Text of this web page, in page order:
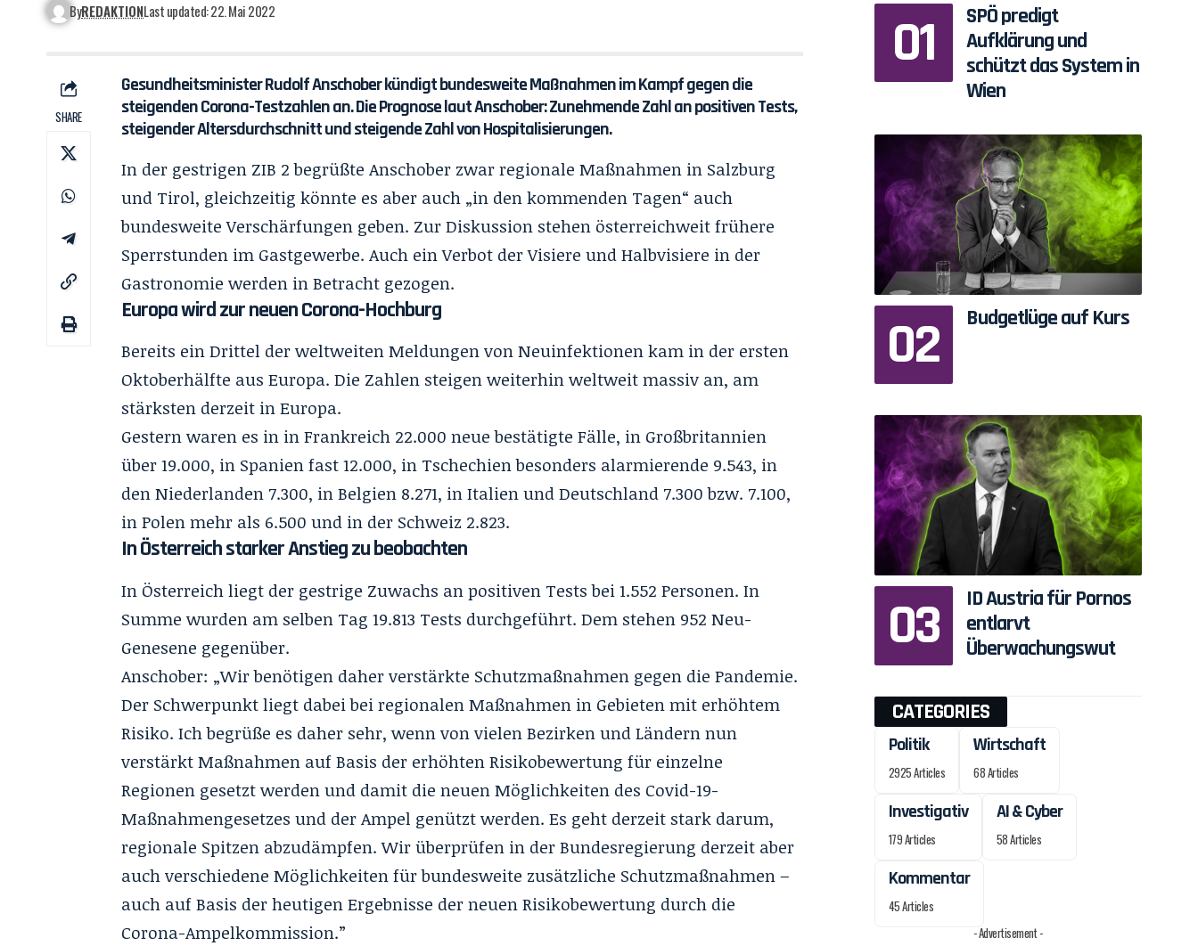
ByREDAKTIONLast updated: 22. Mai 2022
SHARE
Gesundheitsminister Rudolf Anschober kündigt bundesweite Maßnahmen im Kampf gegen die
steigenden Corona-Testzahlen an. Die Prognose laut Anschober: Zunehmende Zahl an positiven Tests,
steigender Altersdurchschnitt und steigende Zahl von Hospitalisierungen.
In der gestrigen ZIB 2 begrüßte Anschober zwar regionale Maßnahmen in Salzburg
und Tirol, gleichzeitig könnte es aber auch „in den kommenden Tagen“ auch
bundesweite Verschärfungen geben. Zur Diskussion stehen österreichweit frühere
Sperrstunden im Gastgewerbe. Auch ein Verbot der Visiere und Halbvisiere in der
Gastronomie werden in Betracht gezogen.
Europa wird zur neuen Corona-Hochburg
Bereits ein Drittel der weltweiten Meldungen von Neuinfektionen kam in der ersten
Oktoberhälfte aus Europa. Die Zahlen steigen weiterhin weltweit massiv an, am
stärksten derzeit in Europa.
Gestern waren es in in Frankreich 22.000 neue bestätigte Fälle, in Großbritannien
über 19.000, in Spanien fast 12.000, in Tschechien besonders alarmierende 9.543, in
den Niederlanden 7.300, in Belgien 8.271, in Italien und Deutschland 7.300 bzw. 7.100,
in Polen mehr als 6.500 und in der Schweiz 2.823.
In Österreich starker Anstieg zu beobachten
In Österreich liegt der gestrige Zuwachs an positiven Tests bei 1.552 Personen. In
Summe wurden am selben Tag 19.813 Tests durchgeführt. Dem stehen 952 Neu-
Genesene gegenüber.
Anschober: „Wir benötigen daher verstärkte Schutzmaßnahmen gegen die Pandemie.
Der Schwerpunkt liegt dabei bei regionalen Maßnahmen in Gebieten mit erhöhtem
Risiko. Ich begrüße es daher sehr, wenn von vielen Bezirken und Ländern nun
verstärkt Maßnahmen auf Basis der erhöhten Risikobewertung für einzelne
Regionen gesetzt werden und damit die neuen Möglichkeiten des Covid-19-
Maßnahmengesetzes und der Ampel genützt werden. Es geht derzeit stark darum,
regionale Spitzen abzudämpfen. Wir überprüfen in der Bundesregierung derzeit aber
auch verschiedene Möglichkeiten für bundesweite zusätzliche Schutzmaßnahmen –
auch auf Basis der heutigen Ergebnisse der neuen Risikobewertung durch die
Corona-Ampelkommission.”
SPÖ predigt
Aufklärung und
schützt das System in
Wien
Budgetlüge auf Kurs
ID Austria für Pornos
entlarvt
Überwachungswut
CATEGORIES
Politik
2925 Articles
Wirtschaft
68 Articles
Investigativ
179 Articles
AI & Cyber
58 Articles
Kommentar
45 Articles
- Advertisement -